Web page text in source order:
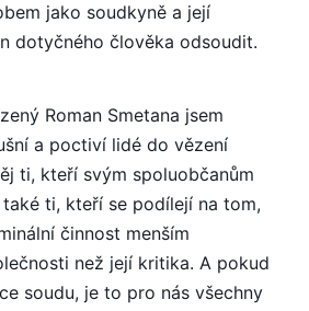
jako soudkyně a její
dotyčného člověka odsoudit.
Roman Smetana jsem
a poctiví lidé do vězení
ti, kteří svým spoluobčanům
ti, kteří se podílejí na tom,
činnost menším
než její kritika. A pokud
soudu, je to pro nás všechny